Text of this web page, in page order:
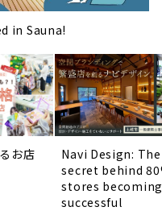
in Sauna!
お店
Navi Design: The
secret behind
stores becoming
successful